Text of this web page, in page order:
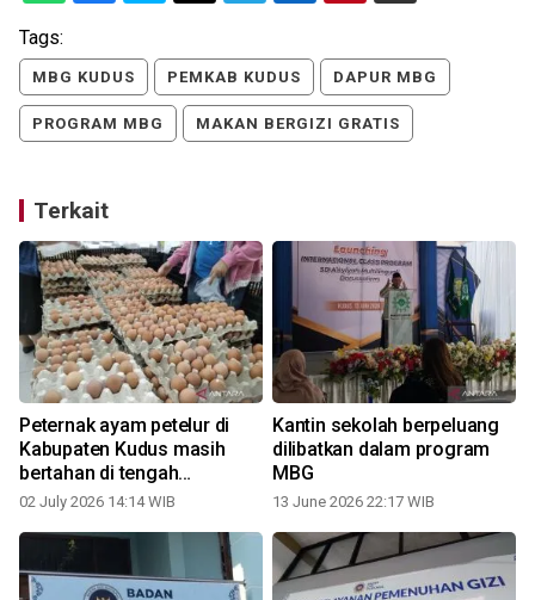
Tags:
MBG KUDUS PEMKAB KUDUS DAPUR MBG
PROGRAM MBG MAKAN BERGIZI GRATIS
Terkait
Peternak ayam petelur di
Kabupaten Kudus masih
bertahan di tengah
anjloknya harga telur
02 July 2026 14:14 WIB
Kantin sekolah berpeluang
dilibatkan dalam program
MBG
13 June 2026 22:17 WIB